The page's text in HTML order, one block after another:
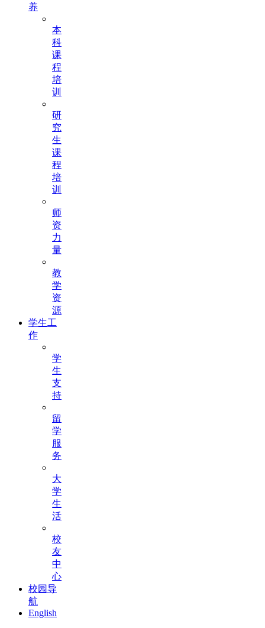
养
本
科
课
程
培
训
研
究
生
课
程
培
训
师
资
力
量
教
学
资
源
学生工
作
学
生
支
持
留
学
服
务
大
学
生
活
校
友
中
心
校园导
航
English